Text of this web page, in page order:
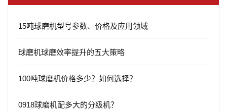
15吨球磨机型号参数、价格及应用领域
球磨机球磨效率提升的五大策略
100吨球磨机价格多少？如何选择？
0918球磨机配多大的分级机？